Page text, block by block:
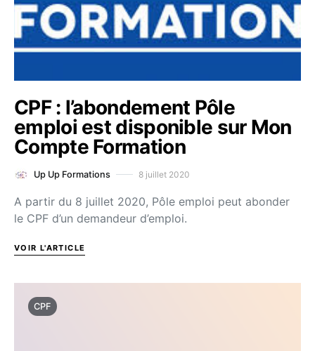
CPF : l’abondement Pôle
emploi est disponible sur Mon
Compte Formation
Up Up Formations 8 juillet 2020
A partir du 8 juillet 2020, Pôle emploi peut abonder
le CPF d’un demandeur d’emploi.
VOIR L'ARTICLE
CPF